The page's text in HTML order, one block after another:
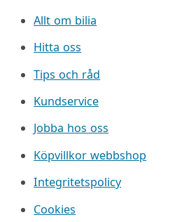
Allt om bilia
Hitta oss
Tips och råd
Kundservice
Jobba hos oss
Köpvillkor webbshop
Integritetspolicy
Cookies